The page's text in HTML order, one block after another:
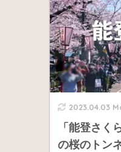
2023.04.03
「能登さく
の桜のトン